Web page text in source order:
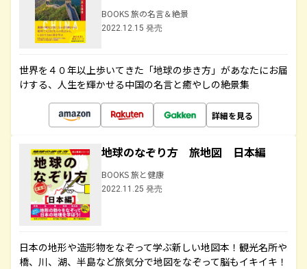
BOOKS 旅の名言＆絶景
2022.12.15 発売
世界を４０年以上歩いてきた「地球の歩き方」があなたにお届
けする、人生を輝かせる中国の名言と癒やしの絶景集
詳細を見る
地球のなぞり方 旅地図 日本編
BOOKS 旅と健康
2022.11.25 発売
日本の地形や造形物をなぞって学ぶ新しい地図本！観光名所や
橋、川、湖、半島など旅気分で地図をなぞって脳もイキイキ！